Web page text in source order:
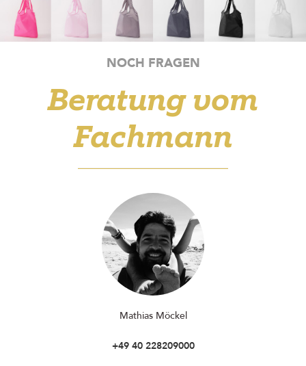
NOCH FRAGEN
Beratung vom
Fachmann
Mathias Möckel
+49 40 228209000